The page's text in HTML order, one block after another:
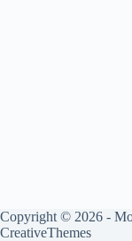
Copyright © 2026 -
CreativeThemes